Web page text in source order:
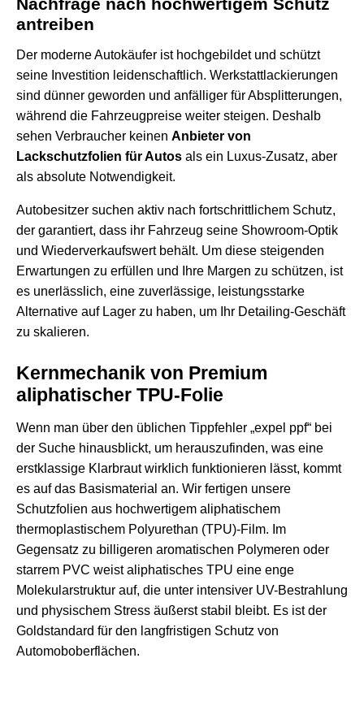
antreiben
Der moderne Autokäufer ist hochgebildet und schützt
seine Investition leidenschaftlich. Werkstattlackierungen
sind dünner geworden und anfälliger für Absplitterungen,
während die Fahrzeugpreise weiter steigen. Deshalb
sehen Verbraucher keinen Anbieter von
Lackschutzfolien für Autos als ein Luxus-Zusatz, aber
als absolute Notwendigkeit.
Autobesitzer suchen aktiv nach fortschrittlichem Schutz,
der garantiert, dass ihr Fahrzeug seine Showroom-Optik
und Wiederverkaufswert behält. Um diese steigenden
Erwartungen zu erfüllen und Ihre Margen zu schützen, ist
es unerlässlich, eine zuverlässige, leistungsstarke
Alternative auf Lager zu haben, um Ihr Detailing-Geschäft
zu skalieren.
Kernmechanik von Premium
aliphatischer TPU-Folie
Wenn man über den üblichen Tippfehler „expel ppf“ bei
der Suche hinausblickt, um herauszufinden, was eine
erstklassige Klarbraut wirklich funktionieren lässt, kommt
es auf das Basismaterial an. Wir fertigen unsere
Schutzfolien aus hochwertigem aliphatischem
thermoplastischem Polyurethan (TPU)-Film. Im
Gegensatz zu billigeren aromatischen Polymeren oder
starrem PVC weist aliphatisches TPU eine enge
Molekularstruktur auf, die unter intensiver UV-Bestrahlung
und physischem Stress äußerst stabil bleibt. Es ist der
Goldstandard für den langfristigen Schutz von
Automoboberflächen.